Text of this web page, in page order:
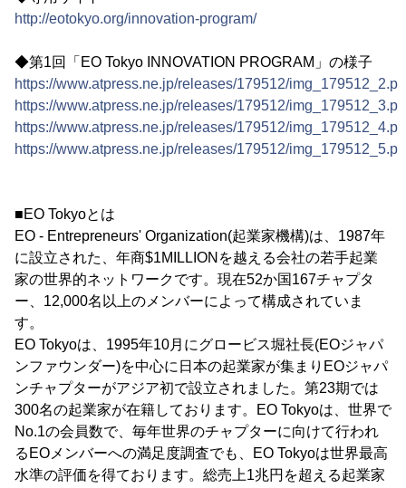
http://eotokyo.org/innovation-program/
◆第1回「EO Tokyo INNOVATION PROGRAM」の様子
https://www.atpress.ne.jp/releases/179512/
https://www.atpress.ne.jp/releases/179512/
https://www.atpress.ne.jp/releases/179512/
https://www.atpress.ne.jp/releases/179512/
■EO Tokyoとは
EO - Entrepreneurs' Organization(起業家機構)は、1987年
に設立された、年商$1MILLIONを越える会社の若手起業
家の世界的ネットワークです。現在52か国167チャプタ
ー、12,000名以上のメンバーによって構成されていま
す。
EO Tokyoは、1995年10月にグロービス堀社長(EOジャパ
ンファウンダー)を中心に日本の起業家が集まりEOジャパ
ンチャプターがアジア初で設立されました。第23期では
300名の起業家が在籍しております。EO Tokyoは、世界で
No.1の会員数で、毎年世界のチャプターに向けて行われ
るEOメンバーへの満足度調査でも、EO Tokyoは世界最高
水準の評価を得ております。総売上1兆円を超える起業家